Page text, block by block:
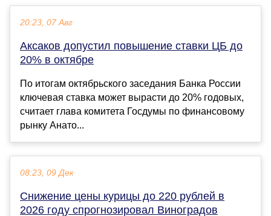
20:23, 07 Авг
Аксаков допустил повышение ставки ЦБ до
20% в октябре
По итогам октябрьского заседания Банка России
ключевая ставка может вырасти до 20% годовых,
считает глава комитета Госдумы по финансовому
рынку Анато...
08:23, 09 Дек
Снижение цены курицы до 220 рублей в
2026 году спрогнозировал Виноградов